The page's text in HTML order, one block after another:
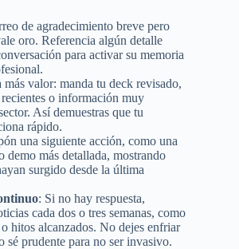
de agradecimiento breve pero
oro. Referencia algún detalle
para activar su memoria
más valor: manda tu deck revisado,
o información muy
Así demuestras que tu
rápido.
una siguiente acción, como una
demo más detallada, mostrando
surgido desde la última
: Si no hay respuesta,
cada dos o tres semanas, como
hitos alcanzados. No dejes enfriar
sé prudente para no ser invasivo.